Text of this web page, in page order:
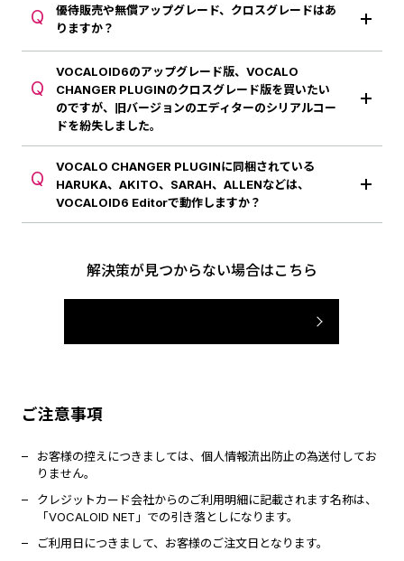
Q
優待販売や無償アップグレード、クロスグレードはあ
りますか？
Q
VOCALOID6のアップグレード版、VOCALO
CHANGER PLUGINのクロスグレード版を買いたい
のですが、旧バージョンのエディターのシリアルコー
ドを紛失しました。
Q
VOCALO CHANGER PLUGINに同梱されている
HARUKA、AKITO、SARAH、ALLENなどは、
VOCALOID6 Editorで動作しますか？
解決策が見つからない場合はこちら
ご注意事項
お客様の控えにつきましては、個人情報流出防止の為送付してお
りません。
クレジットカード会社からのご利用明細に記載されます名称は、
「VOCALOID NET」での引き落としになります。
ご利用日につきまして、お客様のご注文日となります。